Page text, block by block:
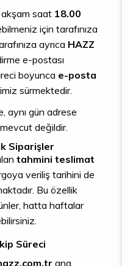
akşam saat 18.00
için tarafınıza
ayrıca HAZZ
e-postası
boyunca e-posta
sürmektedir.
aynı gün adrese
değildir.
Siparişler
tahmini teslimat
veriliş tarihini de
Bu özellik
hatta haftalar
Süreci
ana